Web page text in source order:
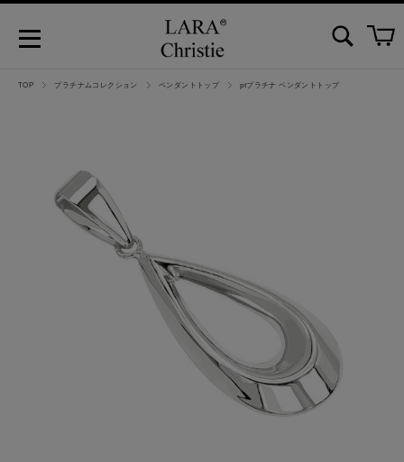
TOP プラチナムコレクション ペンダントトップ ptプラチナ ペンダントトップ